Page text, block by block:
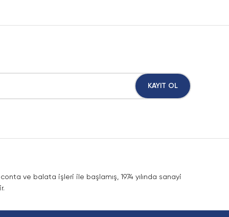
KAYIT OL
ve balata işleri ile başlamış, 1974 yılında sanayi